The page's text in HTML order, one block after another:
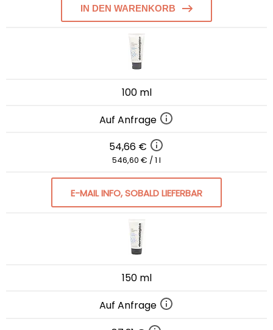
IN DEN WARENKORB
100 ml
Auf Anfrage
54,66 €
546,60 € / 1 l
E-MAIL INFO, SOBALD LIEFERBAR
150 ml
Auf Anfrage